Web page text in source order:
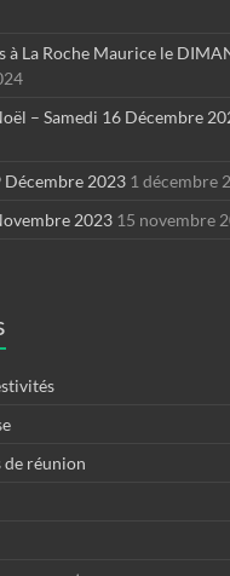
à La Roche Maurice le
– Samedi 16 Décembre
Décembre 2023 1 décembre
2023 15 novembre
de réunion